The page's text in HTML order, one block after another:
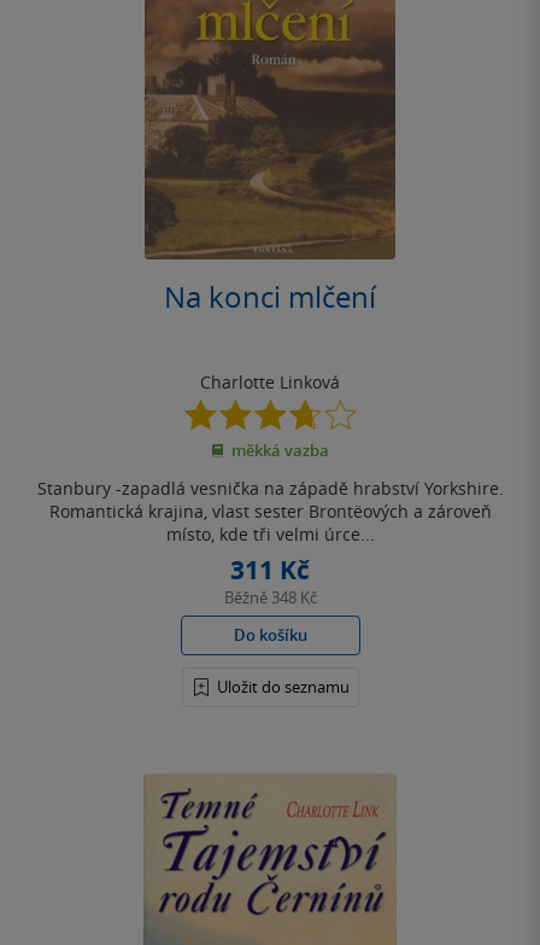
Na konci mlčení
Charlotte Linková
3.7
z
5
měkká vazba
Stanbury -zapadlá vesnička na západě hrabství Yorkshire.
Romantická krajina, vlast sester Brontëových a zároveň
místo, kde tři velmi úrce...
311 Kč
Běžně 348 Kč
Do košíku
Uložit do seznamu